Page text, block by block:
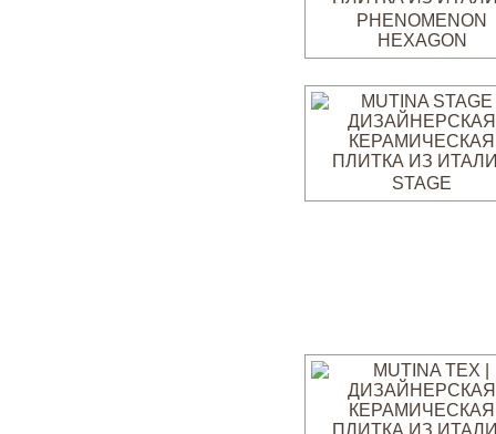
PHENOMENON
HEXAGON
STAGE